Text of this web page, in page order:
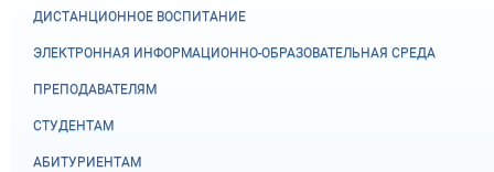
ДИСТАНЦИОННОЕ ВОСПИТАНИЕ
ЭЛЕКТРОННАЯ ИНФОРМАЦИОННО-ОБРАЗОВАТЕЛЬНАЯ СРЕДА
ПРЕПОДАВАТЕЛЯМ
СТУДЕНТАМ
АБИТУРИЕНТАМ